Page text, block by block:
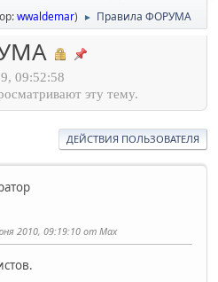
wwaldemar) ► Правила ФОРУМА
09:52:58
эту тему.
ДЕЙСТВИЯ ПОЛЬЗОВАТЕЛЯ
2010, 09:19:10 от Max